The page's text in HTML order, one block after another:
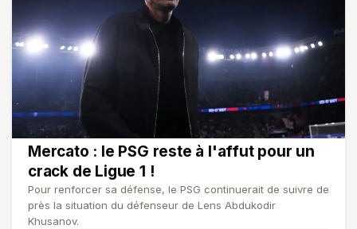
Mercato : le PSG reste à l'affut pour un
crack de Ligue 1 !
Pour renforcer sa défense, le PSG continuerait de suivre de
près la situation du défenseur de Lens Abdukodir
Khusanov.